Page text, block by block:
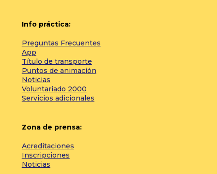
Info práctica:
Preguntas Frecuentes
App
Título de transporte
Puntos de animación
Noticias
Voluntariado 2000
Servicios adicionales
Zona de prensa:
Acreditaciones
Inscripciones
Noticias